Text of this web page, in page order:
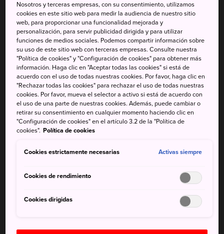
excelente gastronomía y
habitantes amables.
Aunque probablemente sea más famosa por la
devastación que produjo el ataque nuclear al final de la
Segunda Guerra Mundial, la ciudad no es lúgubre ni está
resentida por su pasado, sino que promueve la paz y el
entendimiento.
Cada año, el 6 de agosto, se celebra una ceremonia
conmemorativa para recordar a las víctimas de la bomba
paz en farolillos de papel que se encienden al atardecer
cúpula de la bomba atómica
. Todo el mundo puede
Nosotros y terceras empresas, con su consentimiento, utilizamos
cookies en este sitio web para medir la audiencia de nuestro sitio
web, para proporcionar una funcionalidad mejorada y
personalización, para servir publicidad dirigida y para utilizar
funciones de medios sociales. Podemos compartir información sobre
su uso de este sitio web con terceras empresas. Consulte nuestra
"Política de cookies" y "Configuración de cookies" para obtener más
información. Haga clic en "Aceptar todas las cookies" si está de
acuerdo con el uso de todas nuestras cookies. Por favor, haga clic en
"Rechazar todas las cookies" para rechazar el uso de todas nuestras
cookies. Por favor, mueva el selector a activo si está de acuerdo con
el uso de una parte de nuestras cookies. Además, puede cambiar o
retirar su consentimiento en cualquier momento haciendo clic en
"Configuración de cookies" en el artículo 3.2 de la "Política de
cookies". Política de cookies
Cookies estrictamente necesarias Activas siempre
Cookies de rendimiento
Cookies dirigidas